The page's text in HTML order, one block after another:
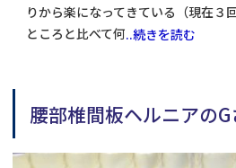
りから楽になってきている（現在３
ところと比べて何..続きを読む
腰部椎間板ヘルニアの